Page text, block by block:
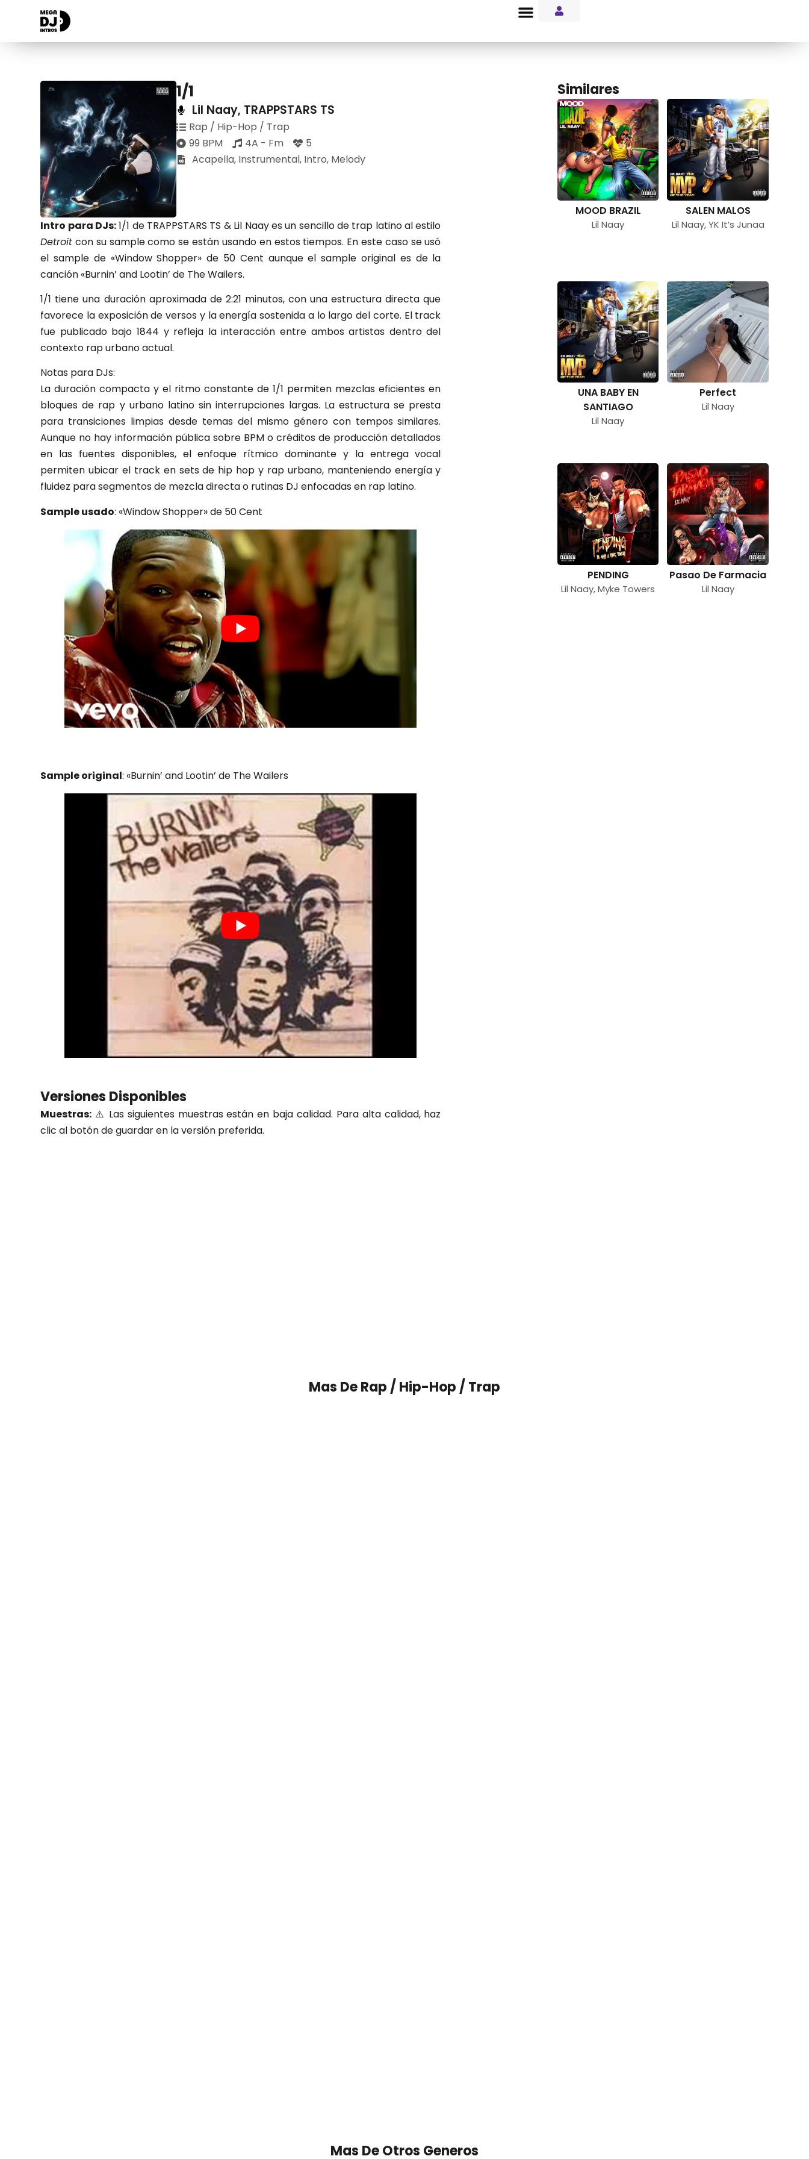
1/1
Lil Naay, TRAPPSTARS TS
Rap / Hip-Hop / Trap
99 BPM
4A - Fm
5
Acapella, Instrumental, Intro, Melody
Intro para DJs:1/1 de TRAPPSTARS TS & Lil Naay es un sencillo de trap latino al estilo
Detroit con su sample como se están usando en estos tiempos. En este caso se usó
el sample de «Window Shopper» de 50 Cent aunque el sample original es de la
canción «Burnin’ and Lootin’ de The Wailers.
1/1 tiene una duración aproximada de 2:21 minutos, con una estructura directa que
favorece la exposición de versos y la energía sostenida a lo largo del corte. El track
fue publicado bajo 1844 y refleja la interacción entre ambos artistas dentro del
contexto rap urbano actual.
Notas para DJs:
La duración compacta y el ritmo constante de 1/1 permiten mezclas eficientes en
bloques de rap y urbano latino sin interrupciones largas. La estructura se presta
para transiciones limpias desde temas del mismo género con tempos similares.
Aunque no hay información pública sobre BPM o créditos de producción detallados
en las fuentes disponibles, el enfoque rítmico dominante y la entrega vocal
permiten ubicar el track en sets de hip hop y rap urbano, manteniendo energía y
fluidez para segmentos de mezcla directa o rutinas DJ enfocadas en rap latino.
Sample usado: «Window Shopper» de 50 Cent
Sample original: «Burnin’ and Lootin’ de The Wailers
Versiones Disponibles
Muestras: ⚠️ Las siguientes muestras están en baja calidad. Para alta calidad, haz
clic al botón de guardar en la versión preferida.
Similares
MOOD BRAZIL
Lil Naay
SALEN MALOS
Lil Naay,YK It’s Junaa
UNA BABY EN
SANTIAGO
Lil Naay
Perfect
Lil Naay
PENDING
Lil Naay,Myke Towers
Pasao De Farmacia
Lil Naay
Mas DeRap / Hip-Hop / Trap
Mas De Otros Generos